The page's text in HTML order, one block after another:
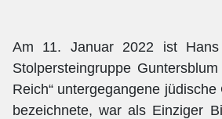
Am 11. Januar 2022 ist
Stolpersteingruppe
Reich“ untergegangene
bezeichnete, war als Einziger